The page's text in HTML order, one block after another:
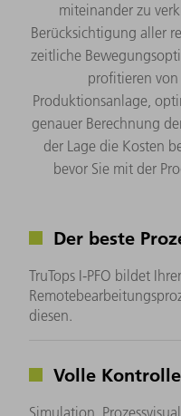
miteinander zu
Berücksichtigung aller
zeitliche
profitieren
Produktionsanlage,
genauer Berechnung
der Lage die Kosten
bevor Sie mit der
Der beste
TruTops I-PFO bildet
diesen.
Volle Kontrolle